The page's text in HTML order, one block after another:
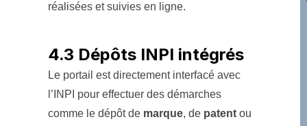
réalisées et suivies en ligne.
4.3 Dépôts INPI intégrés
Le portail est directement interfacé avec
l’INPI pour effectuer des démarches
comme le dépôt de marque, de patent ou